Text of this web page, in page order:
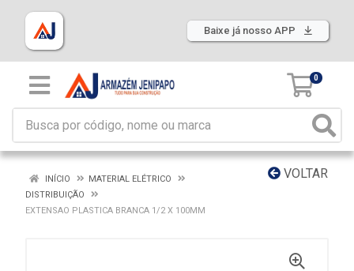
Baixe já nosso APP
0
VOLTAR
INÍCIO
MATERIAL ELÉTRICO
DISTRIBUIÇÃO
EXTENSAO PLASTICA BRANCA 1/2 X 100MM